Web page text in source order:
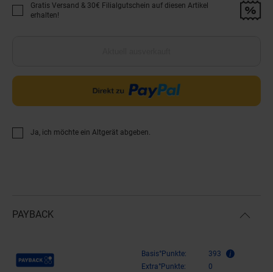
Promotion "Gratis Versand &amp; 30€ Filialgutschein auf diesen Artikel
Gratis Versand & 30€ Filialgutschein auf diesen Artikel
erhalten!
Ja, ich möchte ein Altgerät abgeben.
PAYBACK
Payback Punkte Basis°Punkte:
393
Extra°Punkte:
0